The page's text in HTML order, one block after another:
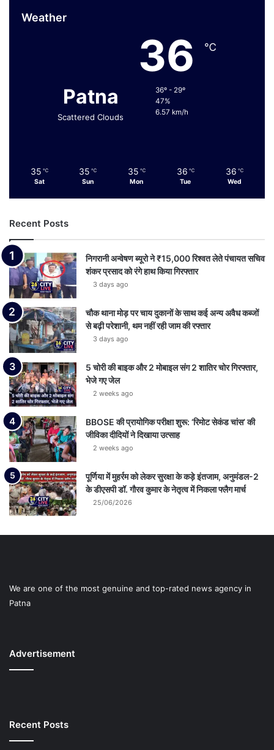
Weather
Patna
Scattered Clouds
36 ℃
36º - 29º
47%
6.57 km/h
35 ℃
Sat
35 ℃
Sun
35 ℃
Mon
36 ℃
Tue
36 ℃
Wed
Recent Posts
निगरानी अन्वेषण ब्यूरो ने ₹15,000 रिश्वत लेते पंचायत सचिव
शंकर प्रसाद को रंगे हाथ किया गिरफ्तार
3 days ago
चौक थाना मोड़ पर चाय दुकानों के साथ कई अन्य अवैध कब्जों
से बढ़ी परेशानी, थम नहीं रही जाम की रफ्तार
3 days ago
5 चोरी की बाइक और 2 मोबाइल संग 2 शातिर चोर गिरफ्तार,
भेजे गए जेल
2 weeks ago
BBOSE की प्रायोगिक परीक्षा शुरू: ‘रिमोट सेकंड चांस’ की
जीविका दीदियों ने दिखाया उत्साह
2 weeks ago
पूर्णिया में मुहर्रम को लेकर सुरक्षा के कड़े इंतजाम, अनुमंडल-2
के डीएसपी डॉ. गौरव कुमार के नेतृत्व में निकला फ्लैग मार्च
25/06/2026
We are one of the most genuine and top-rated news agency in
Patna
Advertisement
Recent Posts